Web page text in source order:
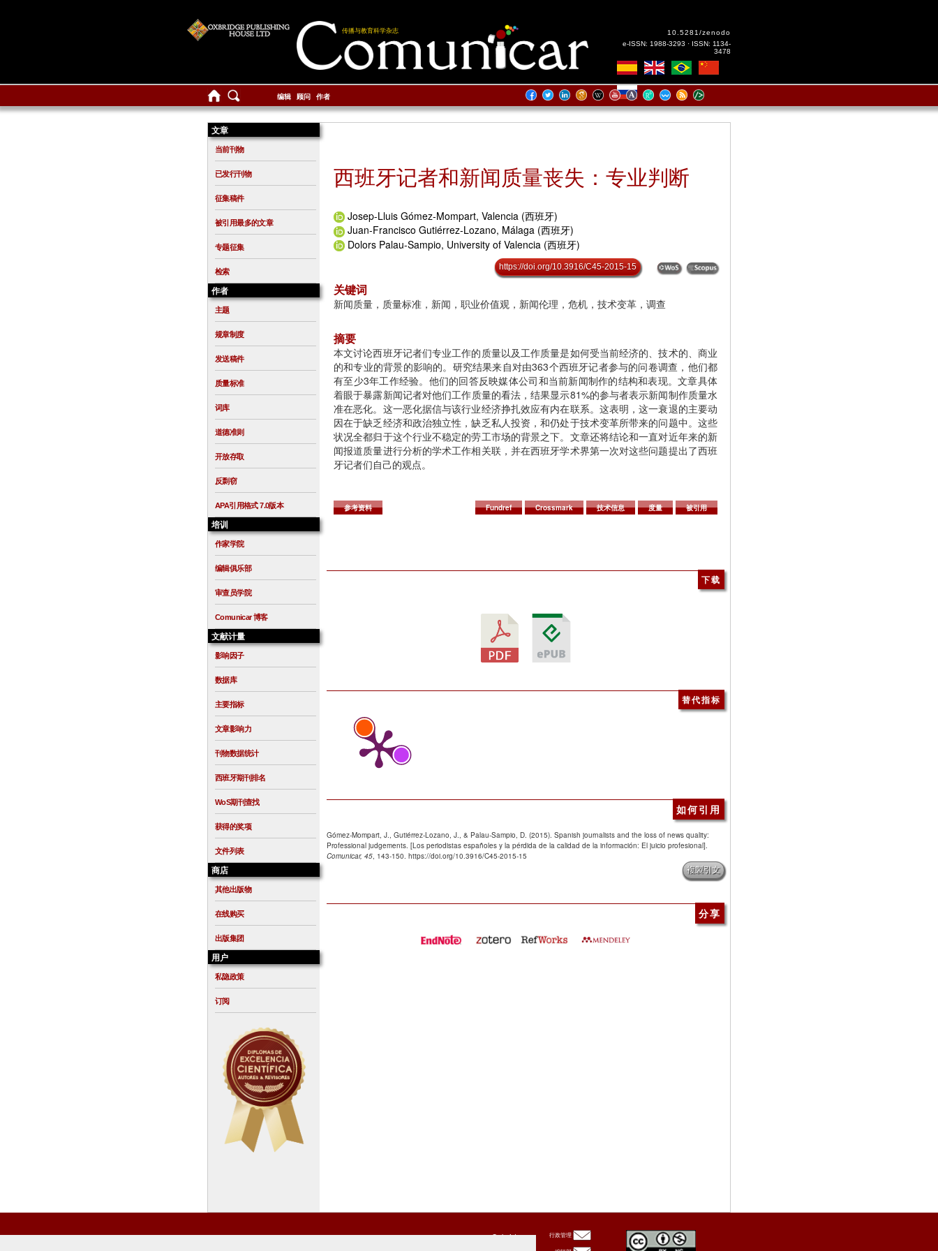
传播与教育科学杂志
10.5281/zenodo
e-ISSN: 1988-3293 · ISSN: 1134-
3478
编辑 顾问 作者
文章
当前刊物
已发行刊物
征集稿件
被引用最多的文章
专题征集
检索
作者
主题
规章制度
发送稿件
质量标准
词库
道德准则
开放存取
反剽窃
APA引用格式 7.0版本
培训
作家学院
编辑俱乐部
审查员学院
Comunicar 博客
文献计量
影响因子
数据库
主要指标
文章影响力
刊物数据统计
西班牙期刊排名
WoS期刊查找
获得的奖项
文件列表
商店
其他出版物
在线购买
出版集团
用户
私隐政策
订阅
西班牙记者和新闻质量丧失：专业判断
Josep-Lluis Gómez-Mompart, Valencia (西班牙)
Juan-Francisco Gutiérrez-Lozano, Málaga (西班牙)
Dolors Palau-Sampio, University of Valencia (西班牙)
https://doi.org/10.3916/C45-2015-15
关键词
新闻质量，质量标准，新闻，职业价值观，新闻伦理，危机，技术变革，调查
摘要
本文讨论西班牙记者们专业工作的质量以及工作质量是如何受当前经济的、技术的、商业
的和专业的背景的影响的。研究结果来自对由363个西班牙记者参与的问卷调查，他们都
有至少3年工作经验。他们的回答反映媒体公司和当前新闻制作的结构和表现。文章具体
着眼于暴露新闻记者对他们工作质量的看法，结果显示81%的参与者表示新闻制作质量水
准在恶化。这一恶化据信与该行业经济挣扎效应有内在联系。这表明，这一衰退的主要动
因在于缺乏经济和政治独立性，缺乏私人投资，和仍处于技术变革所带来的问题中。这些
状况全都归于这个行业不稳定的劳工市场的背景之下。文章还将结论和一直对近年来的新
闻报道质量进行分析的学术工作相关联，并在西班牙学术界第一次对这些问题提出了西班
牙记者们自己的观点。
参考资料 Fundref Crossmark 技术信息 度量 被引用
下载
替代指标
如何引用
Gómez-Mompart, J., Gutiérrez-Lozano, J., & Palau-Sampio, D. (2015). Spanish journalists and the loss of news quality:
Professional judgements. [Los periodistas españoles y la pérdida de la calidad de la información: El juicio profesional].
Comunicar, 45, 143-150. https://doi.org/10.3916/C45-2015-15
複製引文
分享
Oxbridge 行政管理